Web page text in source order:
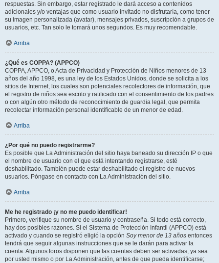
respuestas. Sin embargo, estar registrado le dará acceso a contenidos
adicionales y/o ventajas que como usuario invitado no disfrutaría, como tener
su imagen personalizada (avatar), mensajes privados, suscripción a grupos de
usuarios, etc. Tan solo le tomará unos segundos. Es muy recomendable.
Arriba
¿Qué es COPPA? (APPCO)
COPPA, APPCO, o Acta de Privacidad y Protección de Niños menores de 13
años del año 1998, es una ley de los Estados Unidos, donde se solicita a los
sitios de Internet, los cuales son potenciales recolectores de información, que
el registro de niños sea escrito y ratificado con el consentimiento de los padres
o con algún otro método de reconocimiento de guardia legal, que permita
recolectar información personal identificable de un menor de edad.
Arriba
¿Por qué no puedo registrarme?
Es posible que La Administración del sitio haya baneado su dirección IP o que
el nombre de usuario con el que está intentando registrarse, esté
deshabilitado. También puede estar deshabilitado el registro de nuevos
usuarios. Póngase en contacto con La Administración del sitio.
Arriba
Me he registrado ¡y no me puedo identificar!
Primero, verifique su nombre de usuario y contraseña. Si todo está correcto,
hay dos posibles razones. Si el Sistema de Protección Infantil (APPCO) está
activado y cuando se registró eligió la opción Soy menor de 13 años entonces
tendrá que seguir algunas instrucciones que se le darán para activar la
cuenta. Algunos foros disponen que las cuentas deben ser activadas, ya sea
por usted mismo o por La Administración, antes de que pueda identificarse;